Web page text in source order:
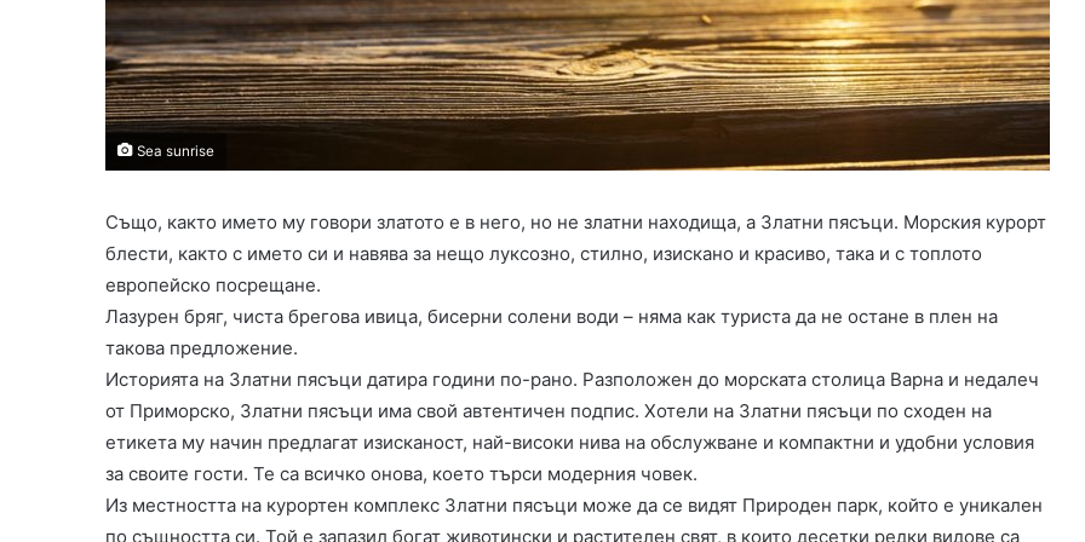
Sea sunrise
Също, както името му говори златото е в него, но не златни находища, а Златни пясъци. Морския курорт
блести, както с името си и навява за нещо луксозно, стилно, изискано и красиво, така и с топлото
европейско посрещане.
Лазурен бряг, чиста брегова ивица, бисерни солени води – няма как туриста да не остане в плен на
такова предложение.
Историята на Златни пясъци датира години по-рано. Разположен до морската столица Варна и недалеч
от Приморско, Златни пясъци има свой автентичен подпис. Хотели на Златни пясъци по сходен на
етикета му начин предлагат изисканост, най-високи нива на обслужване и компактни и удобни условия
за своите гости. Те са всичко онова, което търси модерния човек.
Из местността на курортен комплекс Златни пясъци може да се видят Природен парк, който е уникален
по същността си. Той е запазил богат животински и растителен свят, в които десетки редки видове са
селска
къща
Екологичен интериор на селска къща
апартамент
под
наем
пред
хотелска
12.09.2024
пред хотелска стая